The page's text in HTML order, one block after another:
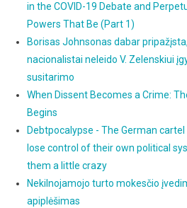
in the COVID-19 Debate and
Powers That Be (Part 1)
Borisas Johnsonas dabar
nacionalistai neleido V. Zelenskiui
susitarimo
When Dissent Becomes a Crime:
Begins
Debtpocalypse - The German
lose control of their own political
them a little crazy
Nekilnojamojo turto mokesčio
apiplėšimas